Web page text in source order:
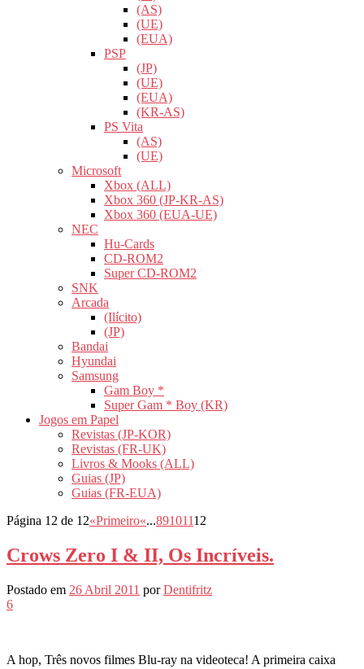
(AS)
(UE)
(EUA)
PSP
(JP)
(UE)
(EUA)
(KR-AS)
PS Vita
(AS)
(UE)
Microsoft
Xbox (ALL)
Xbox 360 (JP-KR-AS)
Xbox 360 (EUA-UE)
NEC
Hu-Cards
CD-ROM2
Super CD-ROM2
SNK
Arcada
(Ilícito)
(JP)
Bandai
Hyundai
Samsung
Gam Boy *
Super Gam * Boy (KR)
Jogos em Papel
Revistas (JP-KOR)
Revistas (FR-UK)
Livros & Mooks (ALL)
Guias (JP)
Guias (FR-EUA)
Página 12 de 12«Primeiro«...89101112
Crows Zero I & II, Os Incríveis.
Postado em 26 Abril 2011 porDentifritz
6
A hop, Três novos filmes Blu-ray na videoteca! A primeira caixa